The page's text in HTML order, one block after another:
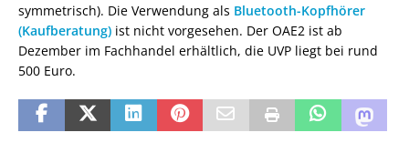
symmetrisch). Die Verwendung als Bluetooth-Kopfhörer
(Kaufberatung) ist nicht vorgesehen. Der OAE2 ist ab
Dezember im Fachhandel erhältlich, die UVP liegt bei rund
500 Euro.